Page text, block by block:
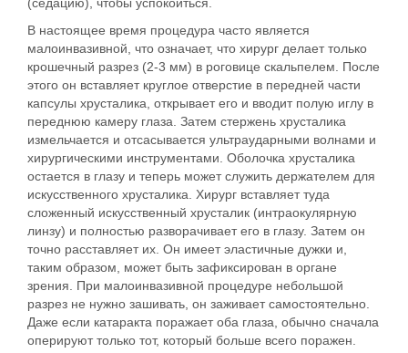
В настоящее время процедура часто является
малоинвазивной, что означает, что хирург делает только
крошечный разрез (2-3 мм) в роговице скальпелем. После
этого он вставляет круглое отверстие в передней части
капсулы хрусталика, открывает его и вводит полую иглу в
переднюю камеру глаза. Затем стержень хрусталика
измельчается и отсасывается ультраударными волнами и
хирургическими инструментами. Оболочка хрусталика
остается в глазу и теперь может служить держателем для
искусственного хрусталика. Хирург вставляет туда
сложенный искусственный хрусталик (интраокулярную
линзу) и полностью разворачивает его в глазу. Затем он
точно расставляет их. Он имеет эластичные дужки и,
таким образом, может быть зафиксирован в органе
зрения. При малоинвазивной процедуре небольшой
разрез не нужно зашивать, он заживает самостоятельно.
Даже если катаракта поражает оба глаза, обычно сначала
оперируют только тот, который больше всего поражен.